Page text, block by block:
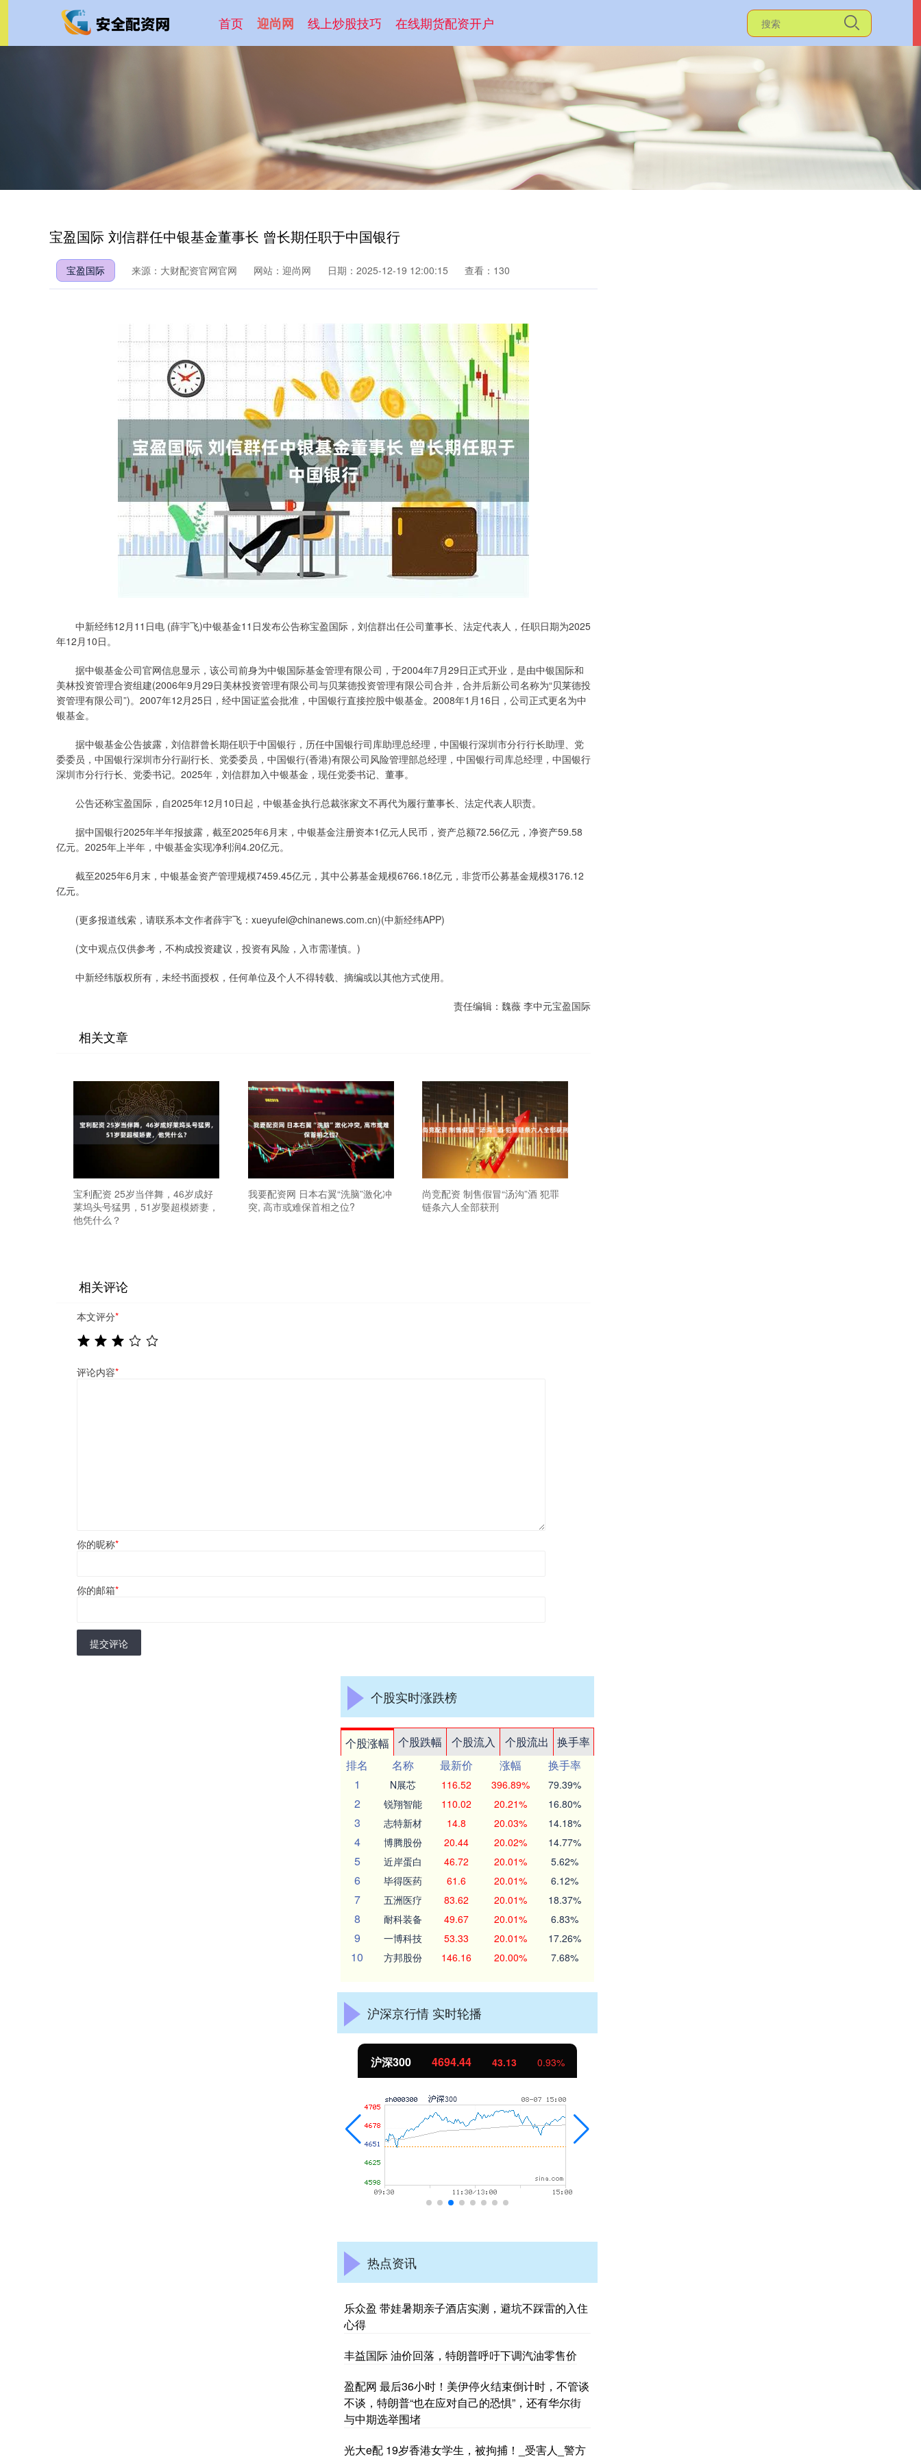
首页 迎尚网 线上炒股技巧 在线期货配资开户
宝盈国际 刘信群任中银基金董事长 曾长期任职于中国银行
宝盈国际 来源：大财配资官网官网 网站：迎尚网 日期：2025-12-19 12:00:15 查看：130
中新经纬12月11日电 (薛宇飞)中银基金11日发布公告称宝盈国际，刘信群出任公司董事长、法定代表人，任职日期为2025
年12月10日。
据中银基金公司官网信息显示，该公司前身为中银国际基金管理有限公司，于2004年7月29日正式开业，是由中银国际和
美林投资管理合资组建(2006年9月29日美林投资管理有限公司与贝莱德投资管理有限公司合并，合并后新公司名称为“贝莱德投
资管理有限公司”)。2007年12月25日，经中国证监会批准，中国银行直接控股中银基金。2008年1月16日，公司正式更名为中
银基金。
据中银基金公告披露，刘信群曾长期任职于中国银行，历任中国银行司库助理总经理，中国银行深圳市分行行长助理、党
委委员，中国银行深圳市分行副行长、党委委员，中国银行(香港)有限公司风险管理部总经理，中国银行司库总经理，中国银行
深圳市分行行长、党委书记。2025年，刘信群加入中银基金，现任党委书记、董事。
公告还称宝盈国际，自2025年12月10日起，中银基金执行总裁张家文不再代为履行董事长、法定代表人职责。
据中国银行2025年半年报披露，截至2025年6月末，中银基金注册资本1亿元人民币，资产总额72.56亿元，净资产59.58
亿元。2025年上半年，中银基金实现净利润4.20亿元。
截至2025年6月末，中银基金资产管理规模7459.45亿元，其中公募基金规模6766.18亿元，非货币公募基金规模3176.12
亿元。
(更多报道线索，请联系本文作者薛宇飞：xueyufei@chinanews.com.cn)(中新经纬APP)
(文中观点仅供参考，不构成投资建议，投资有风险，入市需谨慎。)
中新经纬版权所有，未经书面授权，任何单位及个人不得转载、摘编或以其他方式使用。
责任编辑：魏薇 李中元宝盈国际
相关文章
宝利配资 25岁当伴舞，46岁成好
莱坞头号猛男，51岁娶超模娇妻，
他凭什么？
我要配资网 日本右翼“洗脑”激化冲
突, 高市或难保首相之位?
尚竞配资 制售假冒“汤沟”酒 犯罪
链条六人全部获刑
相关评论
本文评分*
评论内容*
你的昵称*
你的邮箱*
提交评论
个股实时涨跌榜
个股涨幅 个股跌幅 个股流入 个股流出
换手率
排名
名称 最新价 涨幅
换手率
1
N展芯 116.52 396.89% 79.39%
2 锐翔智能 110.02 20.21% 16.80%
3 志特新材 14.8 20.03% 14.18%
4 博腾股份 20.44 20.02% 14.77%
5 近岸蛋白 46.72 20.01% 5.62%
6 毕得医药 61.6 20.01% 6.12%
7 五洲医疗 83.62 20.01% 18.37%
8 耐科装备 49.67 20.01% 6.83%
9 一博科技 53.33 20.01% 17.26%
10 方邦股份 146.16 20.00% 7.68%
沪深京行情 实时轮播
0.93% 北证50 1134.24 11.37
热点资讯
乐众盈 带娃暑期亲子酒店实测，避坑不踩雷的入住
心得
丰益国际 油价回落，特朗普呼吁下调汽油零售价
盈配网 最后36小时！美伊停火结束倒计时，不管谈
不谈，特朗普“也在应对自己的恐惧”，还有华尔街
与中期选举围堵
光大e配 19岁香港女学生，被拘捕！_受害人_警方